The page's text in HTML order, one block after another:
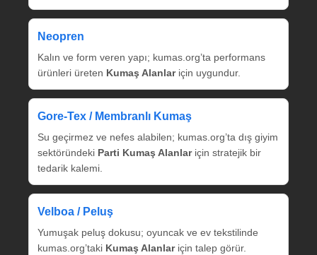
Neopren
Kalın ve form veren yapı; kumas.org’ta performans
ürünleri üreten Kumaş Alanlariçin uygundur.
Gore‑Tex / Membranlı Kumaş
Su geçirmez ve nefes alabilen; kumas.org’ta dış giyim
sektöründeki Parti Kumaş Alanlariçin stratejik bir
tedarik kalemi.
Velboa / Peluş
Yumuşak peluş dokusu; oyuncak ve ev tekstilinde
kumas.org’taki Kumaş Alanlariçin talep görür.